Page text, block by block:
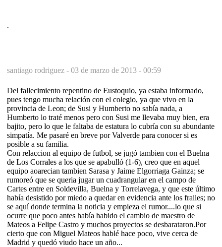
.
santiago rodriguez - 03 de marzo de 2013 - 00:59
Del fallecimiento repentino de Eustoquio, ya estaba informado,
pues tengo mucha relación con el colegio, ya que vivo en la
provincia de Leon; de Susi y Humberto no sabía nada, a
Humberto lo traté menos pero con Susi me llevaba muy bien, era
bajito, pero lo que le faltaba de estatura lo cubría con su abundante
simpatía. Me pasaré en breve por Valverde para conocer si es
posible a su familia.
Con relaccion al equipo de futbol, se jugó tambien con el Buelna
de Los Corrales a los que se apabulló (1-6), creo que en aquel
equipo aoarecian tambien Sarasa y Jaime Elgorriaga Gainza; se
rumoreó que se queria jugar un cuadrangular en el campo de
Cartes entre en Soldevilla, Buelna y Torrelavega, y que este último
había desistido por miedo a quedar en evidencia ante los frailes; no
se aquí donde termina la noticia y empieza el rumor....lo que si
ocurre que poco antes había habido el cambio de maestro de
Mateos a Felipe Castro y muchos proyectos se desbarataron.Por
cierto que con Miguel Mateos hablé hace poco, vive cerca de
Madrid y quedó viudo hace un año...